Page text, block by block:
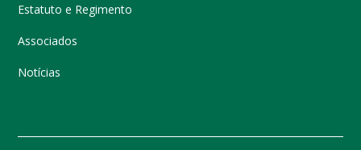
Estatuto e Regimento
Associados
Notícias